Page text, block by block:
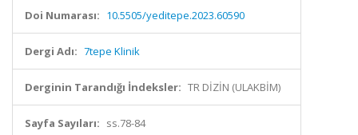
Doi Numarası: 10.5505/yeditepe.2023.60590
Dergi Adı: 7tepe Klinik
Derginin Tarandığı İndeksler: TR DİZİN (ULAKBİM)
Sayfa Sayıları: ss.78-84